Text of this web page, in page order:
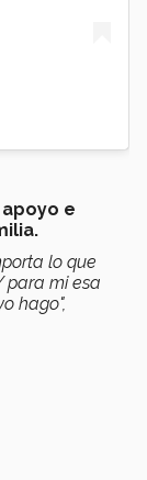
apoyo e
lo que
para mi esa
hago",